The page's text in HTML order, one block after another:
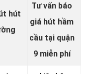
hút
Tư vấn báo
giá hút hầm
cầu tại quận
9 miễn phí